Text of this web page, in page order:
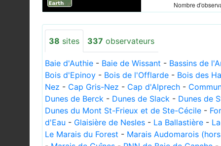
Nombre
38 sites 337 observateurs
Baie d'Authie - Baie de Wissant - Bassins de
Bois d'Epinoy - Bois de l'Offlarde - Bois des
Nez - Cap Gris-Nez - Cap d'Alprech -
Dunes de Berck - Dunes de Slack - Dunes de
Dunes du Mont St-Frieux et de Ste-Cécile -
d'Eau - Glaisière de Nesles - La Ballastière -
Le Marais du Forest - Marais Audomarois